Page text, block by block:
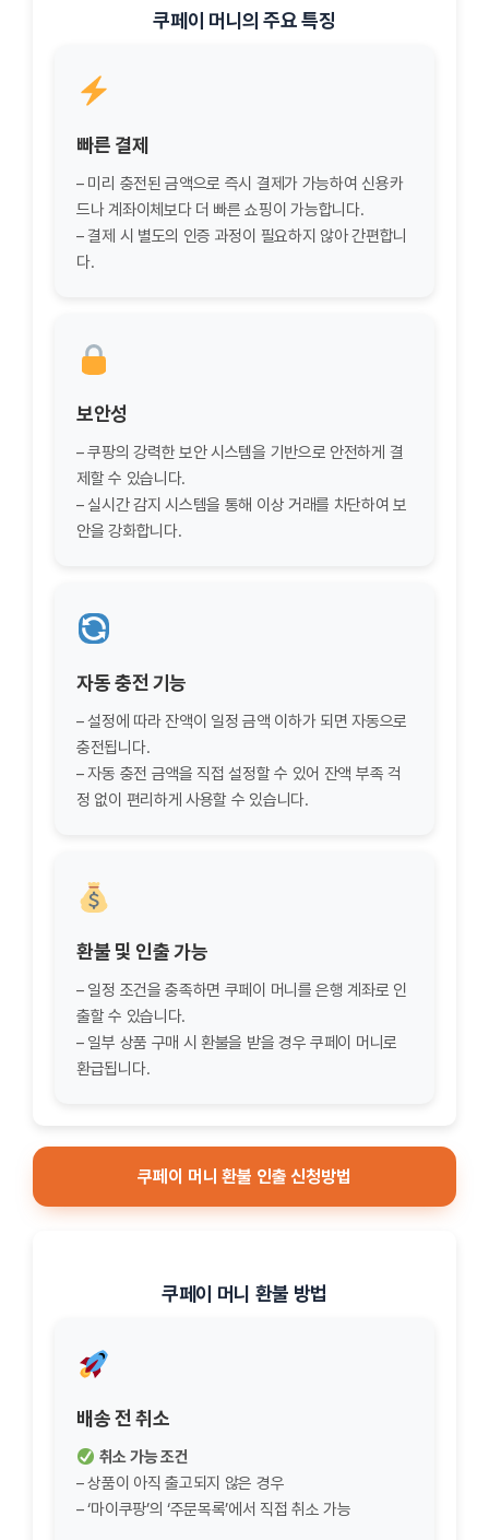
쿠페이 머니의 주요 특징
빠른 결제
– 미리 충전된 금액으로 즉시 결제가 가능하여 신용카
드나 계좌이체보다 더 빠른 쇼핑이 가능합니다.
– 결제 시 별도의 인증 과정이 필요하지 않아 간편합니
다.
보안성
– 쿠팡의 강력한 보안 시스템을 기반으로 안전하게 결
제할 수 있습니다.
– 실시간 감지 시스템을 통해 이상 거래를 차단하여 보
안을 강화합니다.
자동 충전 기능
– 설정에 따라 잔액이 일정 금액 이하가 되면 자동으로
충전됩니다.
– 자동 충전 금액을 직접 설정할 수 있어 잔액 부족 걱
정 없이 편리하게 사용할 수 있습니다.
환불 및 인출 가능
– 일정 조건을 충족하면 쿠페이 머니를 은행 계좌로 인
출할 수 있습니다.
– 일부 상품 구매 시 환불을 받을 경우 쿠페이 머니로
환급됩니다.
쿠페이 머니 환불 인출 신청방법
쿠페이 머니 환불 방법
배송 전 취소
취소 가능 조건
– 상품이 아직 출고되지 않은 경우
– ‘마이쿠팡’의 ‘주문목록’에서 직접 취소 가능